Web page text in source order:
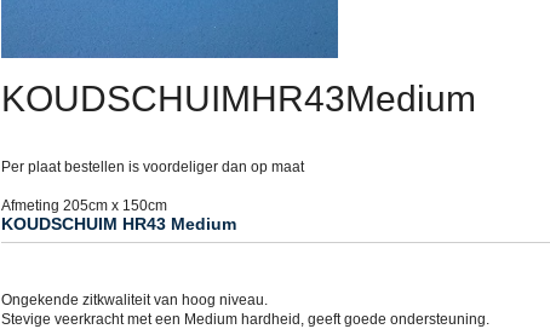
KOUDSCHUIMHR43Medium
Per plaat bestellen is voordeliger dan op maat
Afmeting 205cm x 150cm
KOUDSCHUIM HR43 Medium
Ongekende zitkwaliteit van hoog niveau.
Stevige veerkracht met een Medium hardheid, geeft goede ondersteuning.